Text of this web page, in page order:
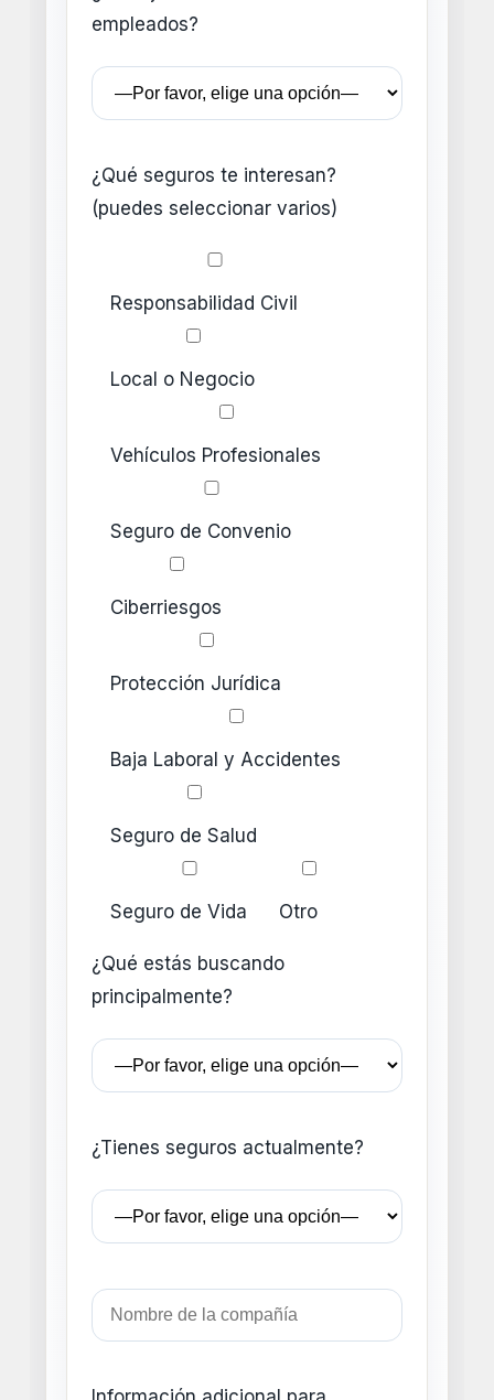
empleados?
¿Qué seguros te interesan?
(puedes seleccionar varios)
Responsabilidad Civil
Local o Negocio
Vehículos Profesionales
Seguro de Convenio
Ciberriesgos
Protección Jurídica
Baja Laboral y Accidentes
Seguro de Salud
Seguro de Vida Otro
¿Qué estás buscando
principalmente?
¿Tienes seguros actualmente?